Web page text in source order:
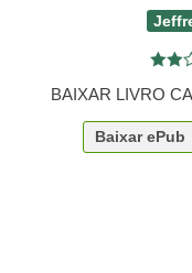
BAIXAR LIVRO
Baixar ePub